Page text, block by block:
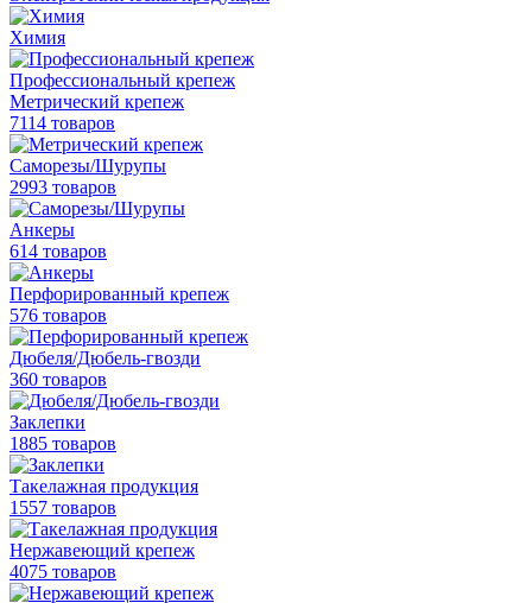
Химия
Профессиональный крепеж
Метрический крепеж
7114 товаров
Саморезы/Шурупы
2993 товаров
Анкеры
614 товаров
Перфорированный крепеж
576 товаров
Дюбеля/Дюбель-гвозди
360 товаров
Заклепки
1885 товаров
Такелажная продукция
1557 товаров
Нержавеющий крепеж
4075 товаров